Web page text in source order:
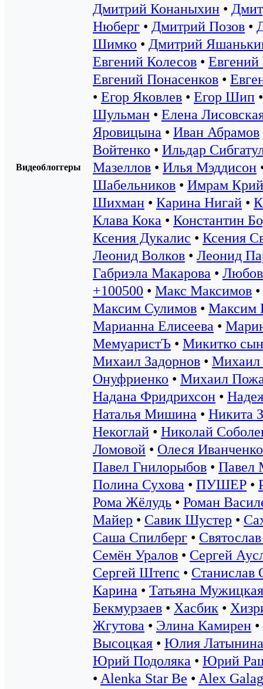
Видеоблоггеры
Дмитрий Конаныхин •
Нюберг • Дмитрий Позов •
Шимко • Дмитрий
Евгений Колесов • Евгений
Евгений Понасенков •
• Егор Яковлев • Егор Шип
Шульман • Елена
Яровицына • Иван Абрамов
Войтенко • Ильдар
Мазеллов • Илья Мэддисон
Шабельников • Имрам
Шихман • Карина Нигай •
Клава Кока • Константин
Ксения Дукалис • Ксения
Леонид Волков • Леонид
Габриэла Макарова •
+100500 • Макс Максимов •
Максим Сулимов • Максим
Марианна Елисеева •
МемуаристЪ • Микитко
Михаил Задорнов • Михаил
Онуфриенко • Михаил
Надана Фридрихсон •
Наталья Мишина • Никита
Некоглай • Николай
Ломовой • Олеся Иванченко
Павел Гнилорыбов • Павел
Полина Сухова • ПУШЕР •
Рома Жёлудь • Роман
Майер • Савик Шустер •
Саша Спилберг •
Семён Уралов • Сергей
Сергей Штепс • Станислав
Карина • Татьяна Мужицкая
Бекмурзаев • Хасбик •
Жгутова • Элина Камирен •
Высоцкая • Юлия Латынина
Юрий Подоляка • Юрий
• Alenka Star Be • Alex